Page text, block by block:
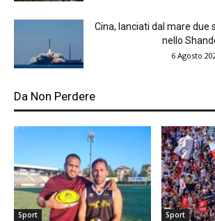
Cina, lanciati dal mare due
nello
6 Agosto
Da Non Perdere
Sport Sport